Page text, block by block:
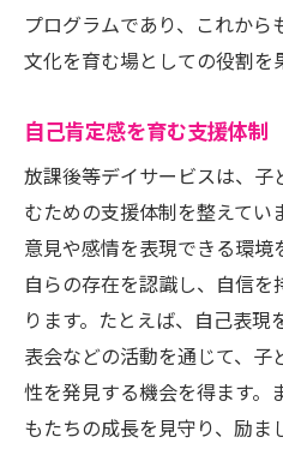
プログラムであり、これか
文化を育む場としての役割を
自己肯定感を育む支援体制
放課後等デイサービスは、
むための支援体制を整えてい
意見や感情を表現できる環
自らの存在を認識し、自信
ります。たとえば、自己表
表会などの活動を通じて、
性を発見する機会を得ます
もたちの成長を見守り、励ま